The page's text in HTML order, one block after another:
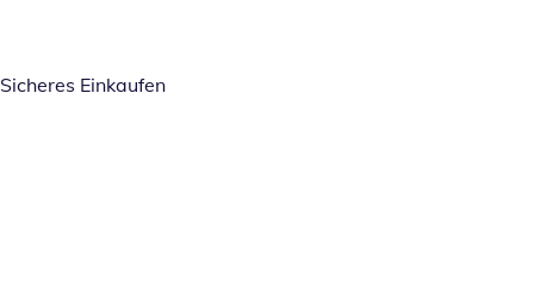
Sicheres Einkaufen